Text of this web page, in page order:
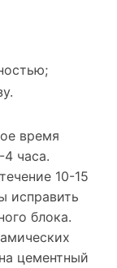
время
часа.
10-15
исправить
блока.
цементный